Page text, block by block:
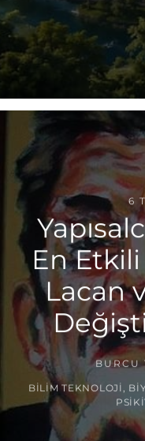
6
En
Lacan
BURCU
BILIM TEKNOLOJI